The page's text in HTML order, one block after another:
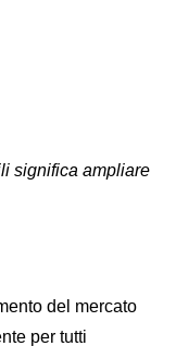
significa ampliare
del mercato
per tutti